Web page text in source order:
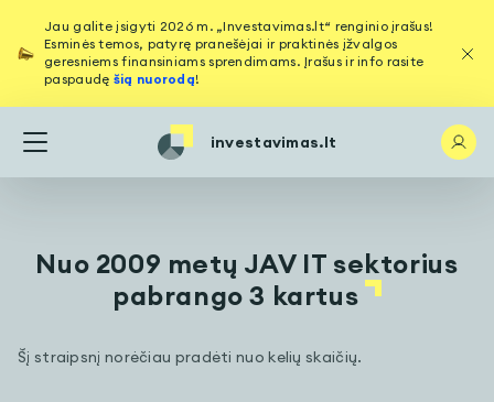
Jau galite įsigyti 2026 m. „Investavimas.lt“ renginio įrašus!
Esminės temos, patyrę pranešėjai ir praktinės įžvalgos
geresniems finansiniams sprendimams. Įrašus ir info rasite
paspaudę šią nuorodą!
investavimas.lt
Nuo 2009 metų JAV IT sektorius
pabrango 3 kartus
Šį straipsnį norėčiau pradėti nuo kelių skaičių.